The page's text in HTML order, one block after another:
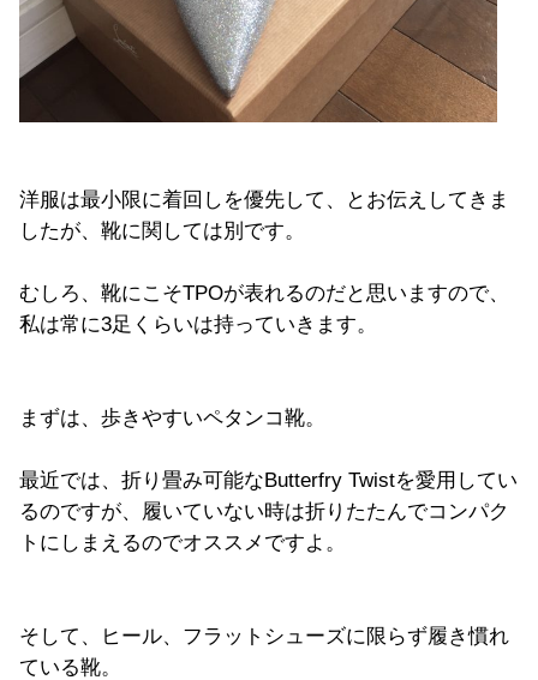
洋服は最小限に着回しを優先して、とお伝えしてきま
したが、靴に関しては別です。
むしろ、靴にこそTPOが表れるのだと思いますので、
私は常に3足くらいは持っていきます。
まずは、歩きやすいペタンコ靴。
最近では、折り畳み可能なButterfry Twistを愛用してい
るのですが、履いていない時は折りたたんでコンパク
トにしまえるのでオススメですよ。
そして、ヒール、フラットシューズに限らず履き慣れ
ている靴。